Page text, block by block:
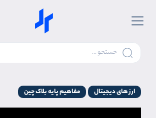
ارز های دیجیتال مفاهیم پایه بلاک چین